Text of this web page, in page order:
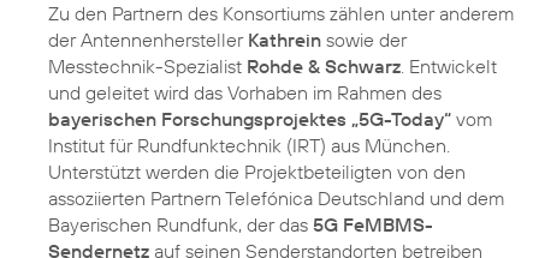
Zu den Partnern des Konsortiums zählen unter anderem
der Antennenhersteller Kathrein sowie der
Messtechnik-Spezialist Rohde & Schwarz. Entwickelt
und geleitet wird das Vorhaben im Rahmen des
bayerischen Forschungsprojektes „5G-Today“ vom
Institut für Rundfunktechnik (IRT) aus München.
Unterstützt werden die Projektbeteiligten von den
assoziierten Partnern Telefónica Deutschland und dem
Bayerischen Rundfunk, der das 5G FeMBMS-
Sendernetz auf seinen Senderstandorten betreiben